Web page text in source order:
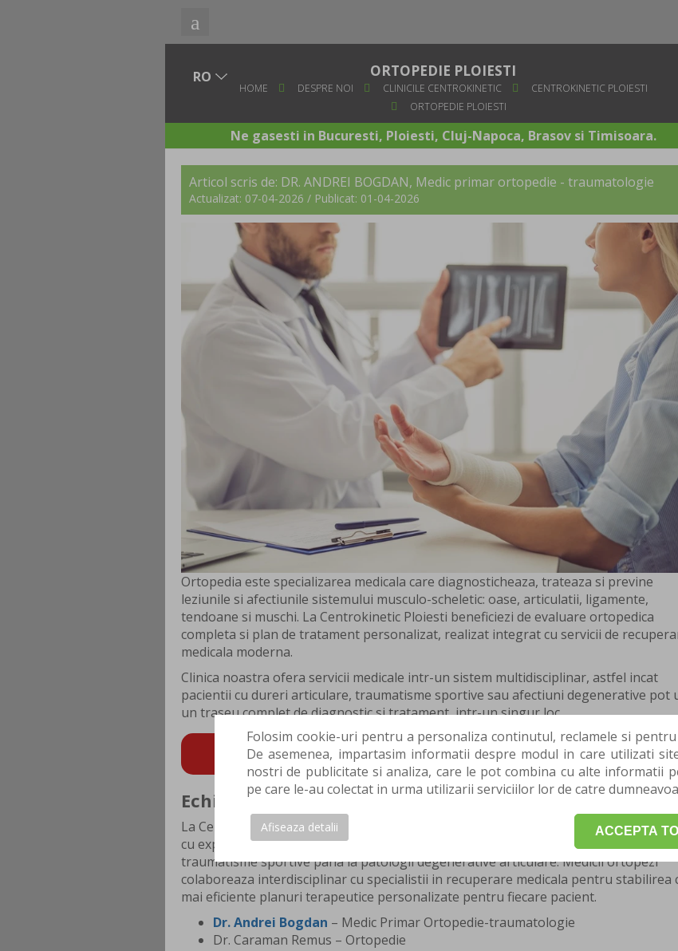
Folosim cookie-uri pentru a personaliza continutul, reclamele si
De asemenea, impartasim informatii despre modul in care utilizati
nostri de publicitate si analiza, care le pot combina cu alte informatii
pe care le-au colectat in urma utilizarii serviciilor lor de catre
ACCEPTA
Afiseaza detalii
ORTOPEDIE PLOIESTI
HOME DESPRE NOI CLINICILE CENTROKINETIC
CENTROKINETIC PLOIESTI
ORTOPEDIE PLOIESTI
Ne gasesti in Bucuresti, Ploiesti, Cluj-Napoca, Brasov si Timisoara.
Articol scris de: DR. ANDREI BOGDAN, Medic primar ortopedie - traumatologie
Actualizat: 07-04-2026 / Publicat: 01-04-2026
Ortopedia este specializarea medicala care diagnosticheaza, trateaza si previne
leziunile si afectiunile sistemului musculo-scheletic: oase, articulatii, ligamente,
tendoane si muschi. La Centrokinetic Ploiesti beneficiezi de evaluare ortopedica
completa si plan de tratament personalizat, realizat integrat cu servicii de
medicala moderna.
Clinica noastra ofera servicii medicale intr-un sistem multidisciplinar, astfel incat
pacientii cu dureri articulare, traumatisme sportive sau afectiuni degenerative pot
un traseu complet de diagnostic si tratament, intr-un singur loc.
POTI FACE AICI PROGRAMARE pentru o consultatie sau o evaluare.
Echipa medicala ortopedie Ploiesti
La Centrokinetic Ploiesti, consultatiile de ortopedie sunt realizate de o echipa
cu experienta in diagnosticul si tratamentul afectiunilor aparatului locomotor, de la
traumatisme sportive pana la patologii degenerative articulare. Medicii ortopezi
colaboreaza interdisciplinar cu specialistii in recuperare medicala pentru stabilirea
mai eficiente planuri terapeutice personalizate pentru fiecare pacient.
Dr. Andrei Bogdan – Medic Primar Ortopedie-traumatologie
Dr. Caraman Remus – Ortopedie